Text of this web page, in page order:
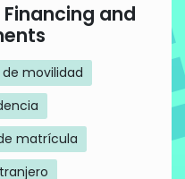
Financing and
de movilidad
matrícula